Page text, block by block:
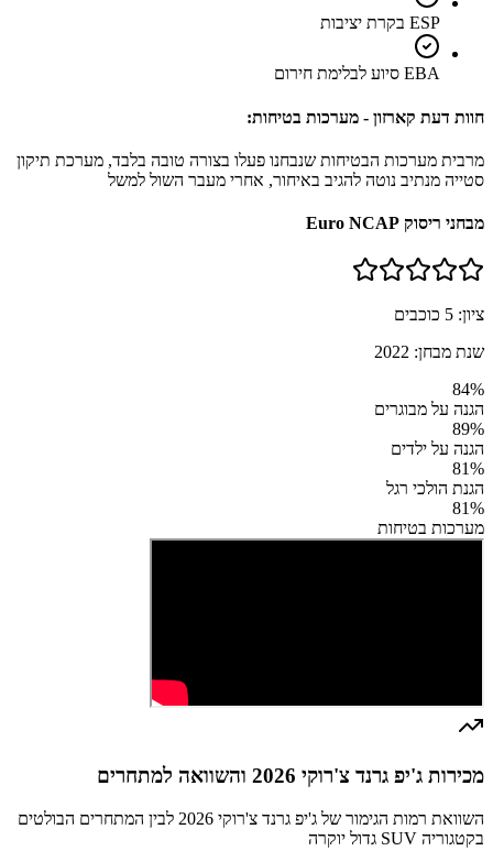
ESP בקרת יציבות
EBA סיוע לבלימת חירום
חוות דעת קארזון - מערכות בטיחות:
מרבית מערכות הבטיחות שנבחנו פעלו בצורה טובה בלבד, מערכת תיקון
סטייה מנתיב נוטה להגיב באיחור, אחרי מעבר השול למשל
מבחני ריסוק Euro NCAP
ציון: 5 כוכבים
שנת מבחן: 2022
84%
הגנה על מבוגרים
89%
הגנה על ילדים
81%
הגנת הולכי רגל
81%
מערכות בטיחות
מכירות ג'יפ גרנד צ'רוקי 2026 והשוואה למתחרים
השוואת רמות הגימור של ג'יפ גרנד צ'רוקי 2026 לבין המתחרים הבולטים
בקטגוריה SUV גדול יוקרה